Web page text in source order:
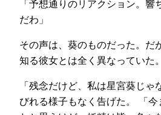
「予想通りのリアクション。
だわ」
その声は、葵のものだった。だ
知る彼女とは全く異なっていた。
「残念だけど、私は星宮葵じゃ
びれる様子もなく告げた。 「